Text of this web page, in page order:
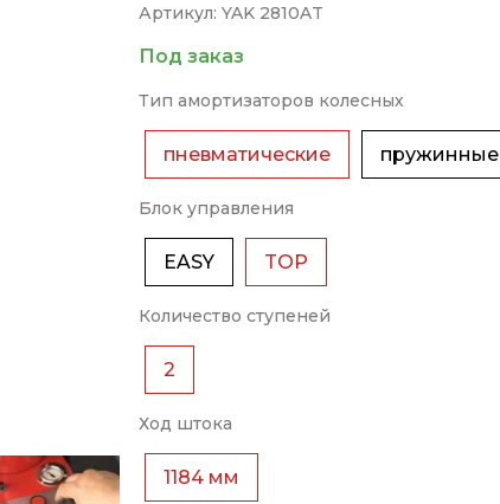
Артикул: YAK 2810AT
Под заказ
Тип амортизаторов колесных
пневматические пружинные
Блок управления
EASY TOP
Количество ступеней
2
Ход штока
1184 мм